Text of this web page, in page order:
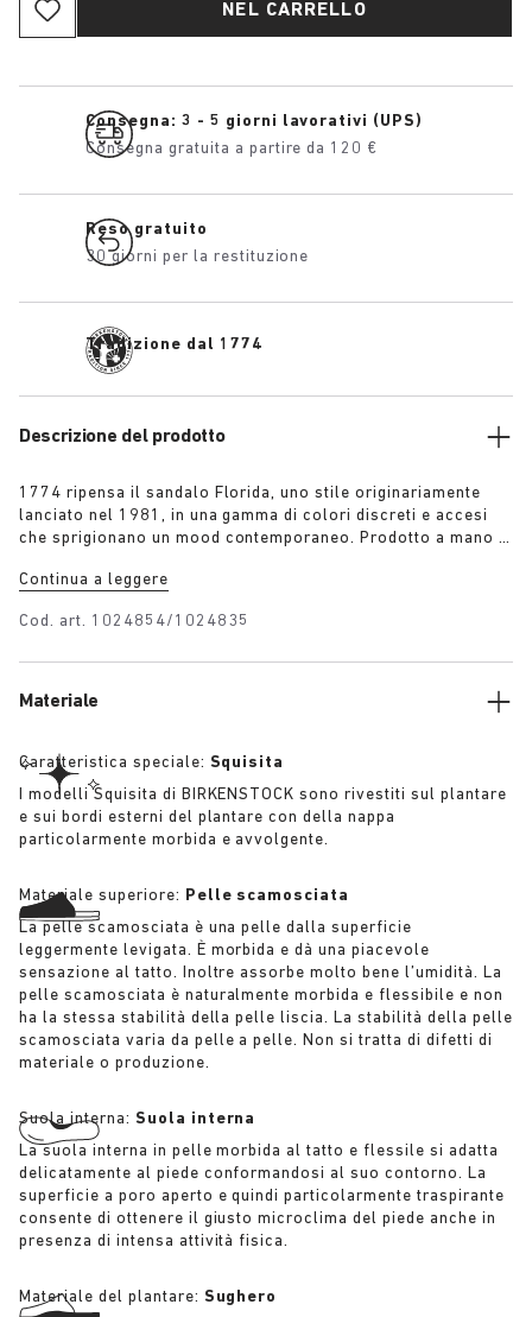
NEL CARRELLO
Consegna: 3 - 5 giorni lavorativi (UPS)
Consegna gratuita a partire da 120 €
Reso gratuito
30 giorni per la restituzione
Tradizione dal 1774
Descrizione del prodotto
1774 ripensa il sandalo Florida, uno stile originariamente
lanciato nel 1981, in una gamma di colori discreti e accesi
che sprigionano un mood contemporaneo. Prodotto a mano in
sottili cinturini e fibbie regolabili per una vestibilità
Continua a leggere
Cod. art. 1024854/1024835
Materiale
Caratteristica speciale: Squisita
I modelli Squisita di BIRKENSTOCK sono rivestiti sul plantare
e sui bordi esterni del plantare con della nappa
particolarmente morbida e avvolgente.
Materiale superiore: Pelle scamosciata
La pelle scamosciata è una pelle dalla superficie
leggermente levigata. È morbida e dà una piacevole
sensazione al tatto. Inoltre assorbe molto bene l’umidità. La
pelle scamosciata è naturalmente morbida e flessibile e non
ha la stessa stabilità della pelle liscia. La stabilità della pelle
scamosciata varia da pelle a pelle. Non si tratta di difetti di
materiale o produzione.
Suola interna: Suola interna
La suola interna in pelle morbida al tatto e flessile si adatta
delicatamente al piede conformandosi al suo contorno. La
superficie a poro aperto e quindi particolarmente traspirante
consente di ottenere il giusto microclima del piede anche in
presenza di intensa attività fisica.
Materiale del plantare: Sughero